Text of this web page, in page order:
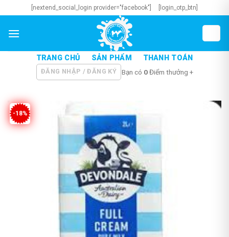
to
content
[nextend_social_login provider="facebook"] [login_otp_btn]
TRANG CHỦ SẢN PHẨM THANH TOÁN
ĐĂNG NHẬP / ĐĂNG KÝ Bạn có 0Điểm thưởng +
-18%